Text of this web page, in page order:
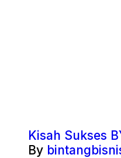
Kisah Sukses
By